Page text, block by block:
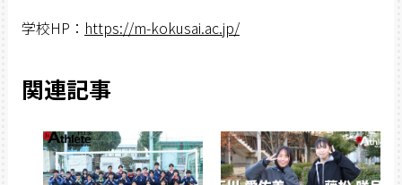
学校HP： https://m-kokusai.ac.jp/
関連記事